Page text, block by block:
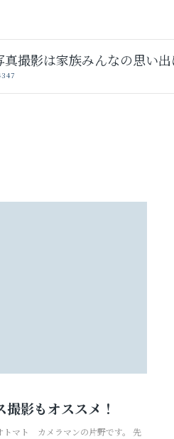
撮影は家族みんなの思い出
撮影もオススメ！
トマト カメラマンの片野です。 先